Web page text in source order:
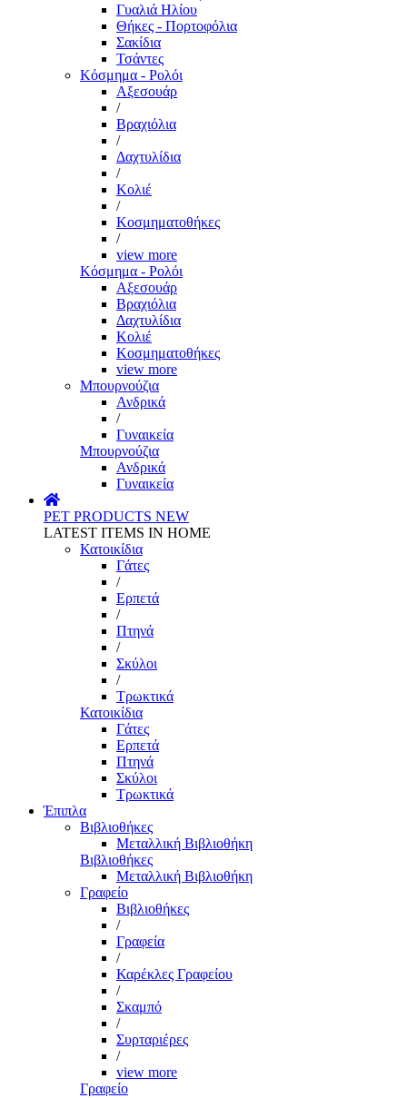
Γυαλιά Ηλίου
Θήκες - Πορτοφόλια
Σακίδια
Τσάντες
Κόσμημα - Ρολόι
Αξεσουάρ
/
Βραχιόλια
/
Δαχτυλίδια
/
Κολιέ
/
Κοσμηματοθήκες
/
view more
Κόσμημα - Ρολόι
Αξεσουάρ
Βραχιόλια
Δαχτυλίδια
Κολιέ
Κοσμηματοθήκες
view more
Μπουρνούζια
Ανδρικά
/
Γυναικεία
Μπουρνούζια
Ανδρικά
Γυναικεία
PET PRODUCTS NEW
LATEST ITEMS IN HOME
Κατοικίδια
Γάτες
/
Ερπετά
/
Πτηνά
/
Σκύλοι
/
Τρωκτικά
Κατοικίδια
Γάτες
Ερπετά
Πτηνά
Σκύλοι
Τρωκτικά
Έπιπλα
Βιβλιοθήκες
Μεταλλική Βιβλιοθήκη
Βιβλιοθήκες
Μεταλλική Βιβλιοθήκη
Γραφείο
Βιβλιοθήκες
/
Γραφεία
/
Καρέκλες Γραφείου
/
Σκαμπό
/
Συρταριέρες
/
view more
Γραφείο